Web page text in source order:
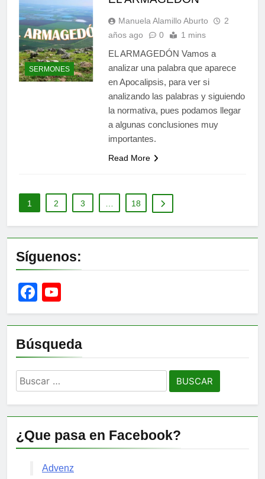
SERMONES
Manuela Alamillo Aburto
2
años ago
0 1 mins
EL ARMAGEDÓN Vamos a
analizar una palabra que aparece
en Apocalipsis, para ver si
analizando las palabras y siguiendo
la normativa, pues podamos llegar
a algunas conclusiones muy
importantes.
Read More
1 2 3 18
Síguenos:
Facebook
Channel
Búsqueda
Buscar:
¿Que pasa en Facebook?
Advenz